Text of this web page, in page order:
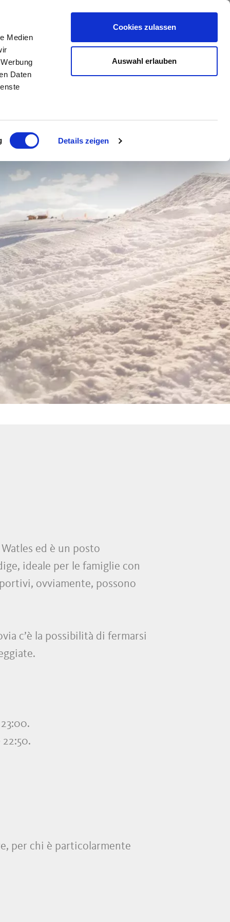
Medien
Daten
Details zeigen
Cookies zulassen
Auswahl erlauben
ed è un posto
ideale per le famiglie con
ovviamente, possono
c’è la possibilità di fermarsi
per chi è particolarmente